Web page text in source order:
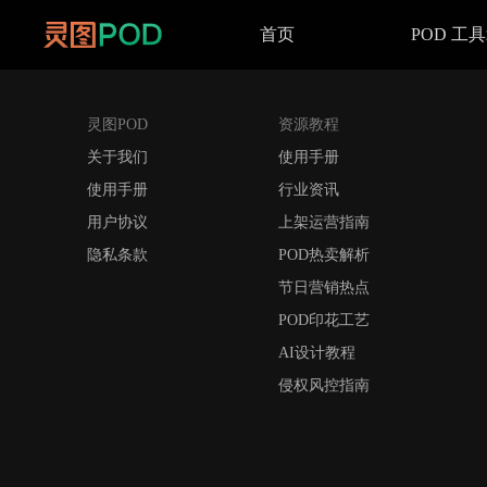
首页 POD 工
灵图POD
关于我们
使用手册
用户协议
隐私条款
资源教程
使用手册
行业资讯
上架运营指南
POD热卖解析
节日营销热点
POD印花工艺
AI设计教程
侵权风控指南